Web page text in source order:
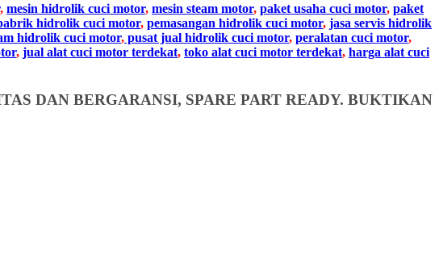
, mesin hidrolik cuci motor, mesin steam motor, paket usaha cuci motor, paket
hidrolik cuci motor, pemasangan hidrolik cuci motor, jasa servis hidrolik
hidrolik cuci motor, pusat jual hidrolik cuci motor, peralatan cuci motor,
, jual alat cuci motor terdekat, toko alat cuci motor terdekat, harga alat cuci
DAN BERGARANSI, SPARE PART READY. BUKTIKAN